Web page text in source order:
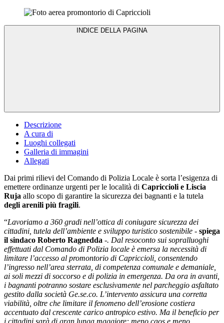
Descrizione
A cura di
Luoghi collegati
Galleria di immagini
Allegati
Dai primi rilievi del Comando di Polizia Locale è sorta l’esigenza di
emettere ordinanze urgenti per le località di Capriccioli e Liscia
Ruja allo scopo di garantire la sicurezza dei bagnanti e la tutela
degli arenili più fragili.
“Lavoriamo a 360 gradi nell’ottica di coniugare sicurezza dei
cittadini, tutela dell’ambiente e sviluppo turistico sostenibile - spiega
il sindaco Roberto Ragnedda -. Dal resoconto sui sopralluoghi
effettuati dal Comando di Polizia locale è emersa la necessità di
limitare l’accesso al promontorio di Capriccioli, consentendo
l’ingresso nell’area sterrata, di competenza comunale e demaniale,
ai soli mezzi di soccorso e di polizia in emergenza. Da ora in avanti,
i bagnanti potranno sostare esclusivamente nel parcheggio asfaltato
gestito dalla società Ge.se.co. L’intervento assicura una corretta
viabilità, oltre che limitare il fenomeno dell’erosione costiera
accentuato dal crescente carico antropico estivo. Ma il beneficio per
i cittadini sarà di gran lunga maggiore: meno caos e meno